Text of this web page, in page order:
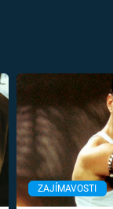
ZAJÍMAVOSTI